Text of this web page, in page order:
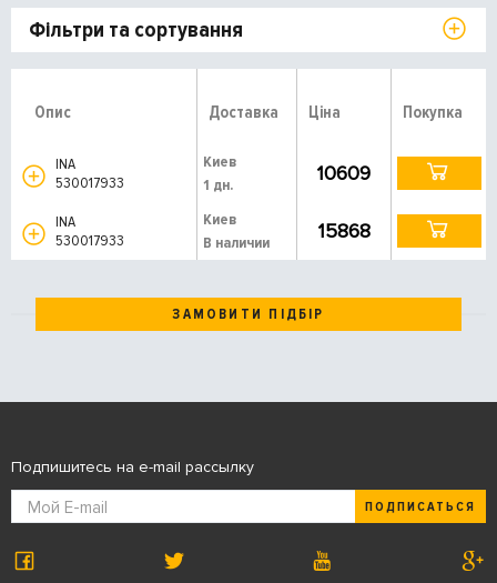
Фільтри та сортування
Опис Доставка Ціна Покупка
INA
530017933
Киев
1 дн.
10609
INA
530017933
Киев
В наличии
15868
ЗАМОВИТИ ПІДБІР
Подпишитесь на e-mail рассылку
ПОДПИСАТЬСЯ